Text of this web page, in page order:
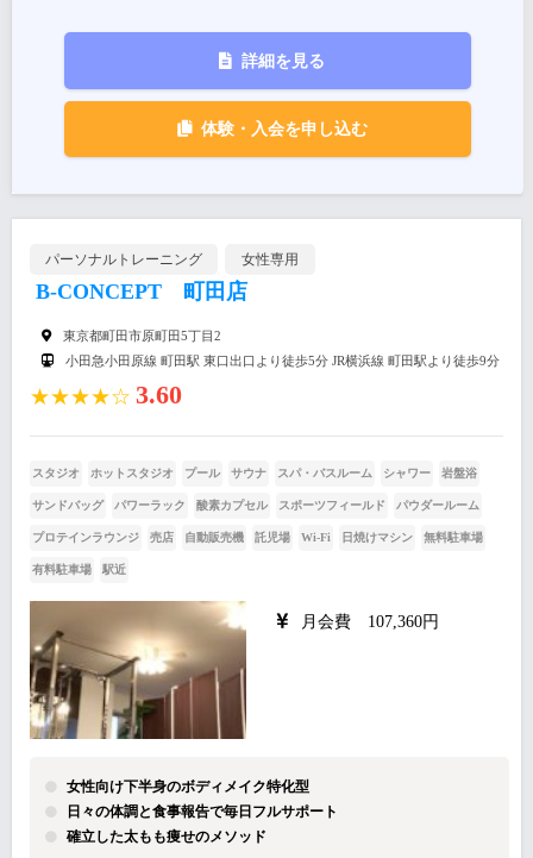
詳細を見る
体験・入会を申し込む
パーソナルトレーニング 女性専用
B-CONCEPT 町田店
東京都町田市原町田5丁目2
小田急小田原線 町田駅 東口出口より徒歩5分 JR横浜線 町田駅より徒歩9分
★★★★☆ 3.60
スタジオ ホットスタジオ プール サウナ スパ・バスルーム シャワー 岩盤浴
サンドバッグ パワーラック 酸素カプセル スポーツフィールド パウダールーム
プロテインラウンジ 売店 自動販売機 託児場 Wi-Fi 日焼けマシン 無料駐車場
有料駐車場 駅近
月会費 107,360円
女性向け下半身のボディメイク特化型
日々の体調と食事報告で毎日フルサポート
確立した太もも痩せのメソッド